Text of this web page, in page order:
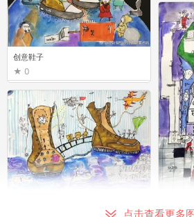
点击查看更多
创意鞋子
0